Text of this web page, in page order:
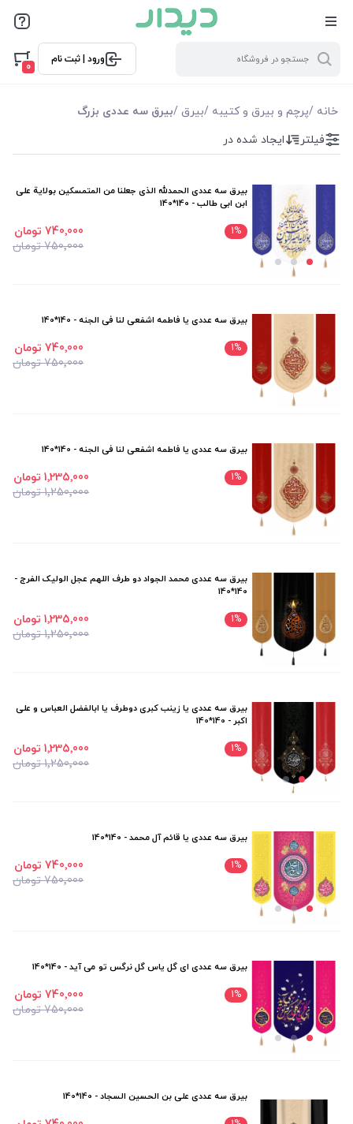
ورود | ثبت نام
0
خانه /پرچم و بیرق و کتیبه /بیرق /بیرق سه عددی بزرگ
فیلتر بر اساس قیمت
فیلترها
موجودی
نمایش همه محصولات
فیلتر ایجاد شده در
بیرق سه عددی الحمدلله الذی جعلنا من المتمسکین بولایة علی
ابن ابی طالب - 140*140
1%
750٬000 تومان
740٬000 تومان
بیرق سه عددی یا فاطمه اشفعی لنا فی الجنه - 140*140
1%
750٬000 تومان
740٬000 تومان
بیرق سه عددی یا فاطمه اشفعی لنا فی الجنه - 140*140
1%
1٬250٬000 تومان
1٬235٬000 تومان
بیرق سه عددی محمد الجواد دو طرف اللهم عجل الولیک الفرج -
140*140
1%
1٬250٬000 تومان
1٬235٬000 تومان
بیرق سه عددی یا زینب کبری دوطرف یا ابالفضل العباس و علی
اکبر - 140*140
1%
1٬250٬000 تومان
1٬235٬000 تومان
بیرق سه عددی یا قائم آل محمد - 140*140
1%
750٬000 تومان
740٬000 تومان
بیرق سه عددی ای گل یاس گل نرگس تو می آید - 140*140
1%
750٬000 تومان
740٬000 تومان
بیرق سه عددی علی بن الحسین السجاد - 140*140